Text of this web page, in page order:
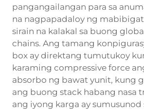
pangangailangan para sa
na nagpapadaloy ng
sirain na kalakal sa buong
chains. Ang tamang
box ay direktang tumutukoy
karaming compressive force
absorbo ng bawat yunit, kung
ang buong stack habang nasa
ang iyong karga ay sumusunod